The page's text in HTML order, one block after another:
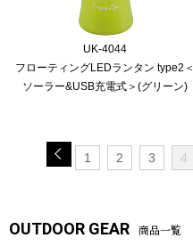
UK-4044
フローティングLEDランタン type2＜
ソーラー&USB充電式＞(グリーン)
1 2 3 4
OUTDOOR GEAR 商品一覧